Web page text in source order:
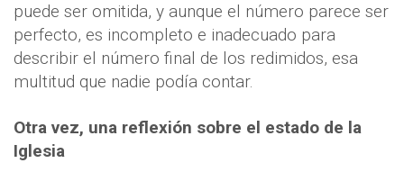
puede ser omitida, y aunque el número parece ser
perfecto, es incompleto e inadecuado para
describir el número final de los redimidos, esa
multitud que nadie podía contar.
Otra vez, una reflexión sobre el estado de la
Iglesia